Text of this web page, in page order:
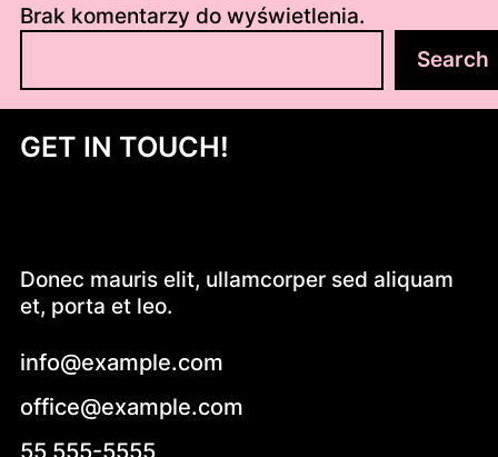
Brak komentarzy do wyświetlenia.
u
a
Search
GET IN TOUCH!
Donec mauris elit, ullamcorper sed aliquam
et, porta et leo.
info@example.com
office@example.com